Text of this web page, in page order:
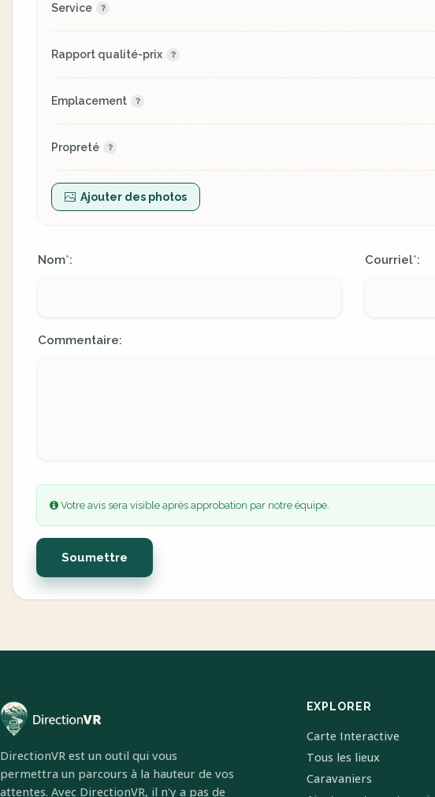
Service
Rapport qualité-prix
Emplacement
Propreté
Ajouter des photos
Nom*: Courriel*:
Commentaire:
Votre avis sera visible après approbation par notre équipe.
Soumettre
DirectionVR est un outil qui vous
permettra un parcours à la hauteur de vos
attentes. Avec DirectionVR, il n'y a pas de
EXPLORER
Carte Interactive
Tous les lieux
Caravaniers